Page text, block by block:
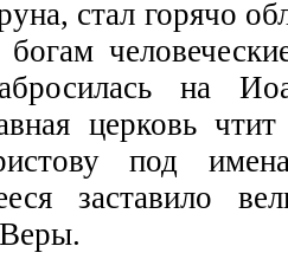
стал горячо
на
церковь
под
заставило